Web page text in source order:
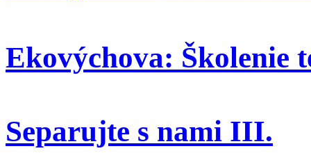
Ekovýchova: Školenie
Separujte s nami III.